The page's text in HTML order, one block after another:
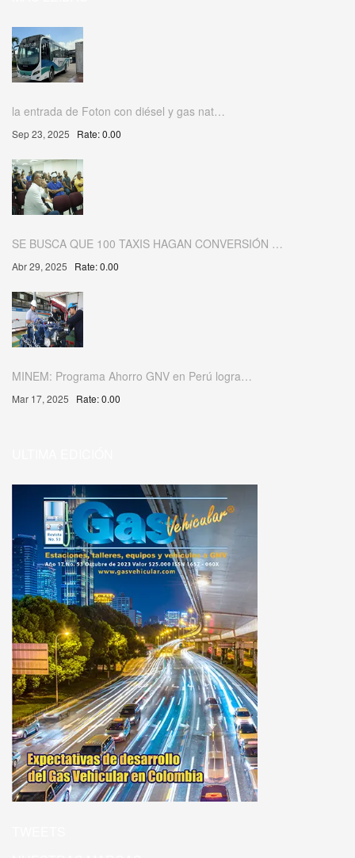
la entrada de Foton con diésel y gas nat…
Sep 23, 2025 Rate: 0.00
SE BUSCA QUE 100 TAXIS HAGAN CONVERSIÓN …
Abr 29, 2025 Rate: 0.00
MINEM: Programa Ahorro GNV en Perú logra…
Mar 17, 2025 Rate: 0.00